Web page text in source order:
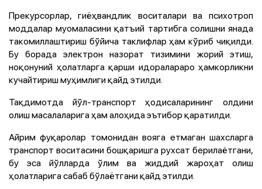
Прекурсорлар, гиёҳвандлик воситалари ва психотроп
моддалар муомаласини қатъий тартибга солишни янада
такомиллаштириш бўйича таклифлар ҳам кўриб чиқилди.
Бу борада электрон назорат тизимини жорий этиш,
ноқонуний ҳолатларга қарши идоралараро ҳамкорликни
кучайтириш муҳимлиги қайд этилди.
Тақдимотда йўл-транспорт ҳодисаларининг олдини
олиш масалаларига ҳам алоҳида эътибор қаратилди.
Айрим фуқаролар томонидан вояга етмаган шахсларга
транспорт воситасини бошқаришга рухсат берилаётгани,
бу эса йўлларда ўлим ва жиддий жароҳат олиш
ҳолатларига сабаб бўлаётгани қайд этилди.